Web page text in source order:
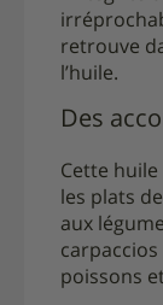
retrouve
l’huile.
Des
Cette huile
les plats
aux
carpaccios
poissons